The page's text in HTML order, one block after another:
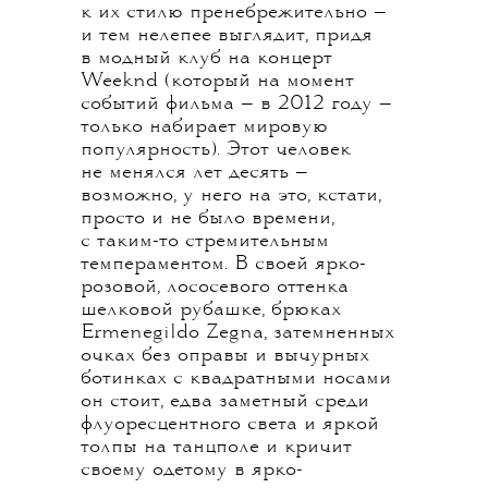
к их стилю пренебрежительно —
и тем нелепее выглядит, придя
в модный клуб на концерт
Weeknd (который на момент
событий фильма — в 2012 году —
только набирает мировую
популярность). Этот человек
не менялся лет десять —
возможно, у него на это, кстати,
просто и не было времени,
с таким-то стремительным
темпераментом. В своей ярко-
розовой, лососевого оттенка
шелковой рубашке, брюках
Ermenegildo Zegna, затемненных
очках без оправы и вычурных
ботинках с квадратными носами
он стоит, едва заметный среди
флуоресцентного света и яркой
толпы на танцполе и кричит
своему одетому в ярко-